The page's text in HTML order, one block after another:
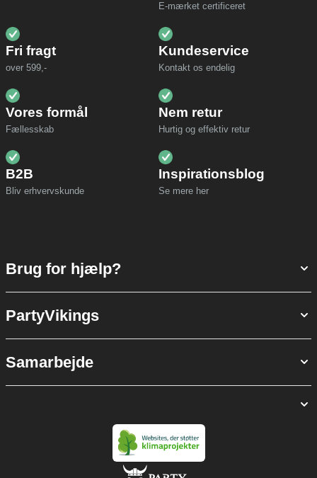
E-mærket certificeret
Fri fragt
over 599,-
Kundeservice
Kontakt os endelig
Vores formål
Fællesskab
Nem retur
Hurtig og effektiv retur
B2B
Bliv erhvervskunde
Inspirationsblog
Se mere her
Brug for hjælp?
PartyVikings
Samarbejde